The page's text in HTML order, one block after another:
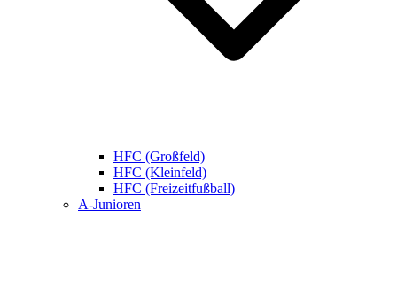
HFC (Großfeld)
HFC (Kleinfeld)
HFC (Freizeitfußball)
A-Junioren